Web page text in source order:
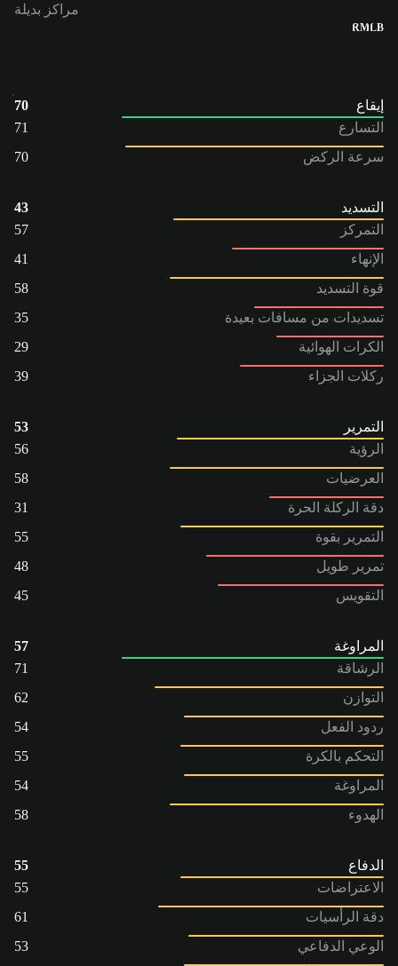
مراكز بديلة
LB
RM
إيقاع
70
التسارع
71
سرعة الركض
70
التسديد
43
التمركز
57
الإنهاء
41
قوة التسديد
58
تسديدات من مسافات بعيدة
35
الكرات الهوائية
29
ركلات الجزاء
39
التمرير
53
الرؤية
56
العرضيات
58
دقة الركلة الحرة
31
التمرير بقوة
55
تمرير طويل
48
التقويس
45
المراوغة
57
الرشاقة
71
التوازن
62
ردود الفعل
54
التحكم بالكرة
55
المراوغة
54
الهدوء
58
الدفاع
55
الاعتراضات
55
دقة الرأسيات
61
الوعي الدفاعي
53